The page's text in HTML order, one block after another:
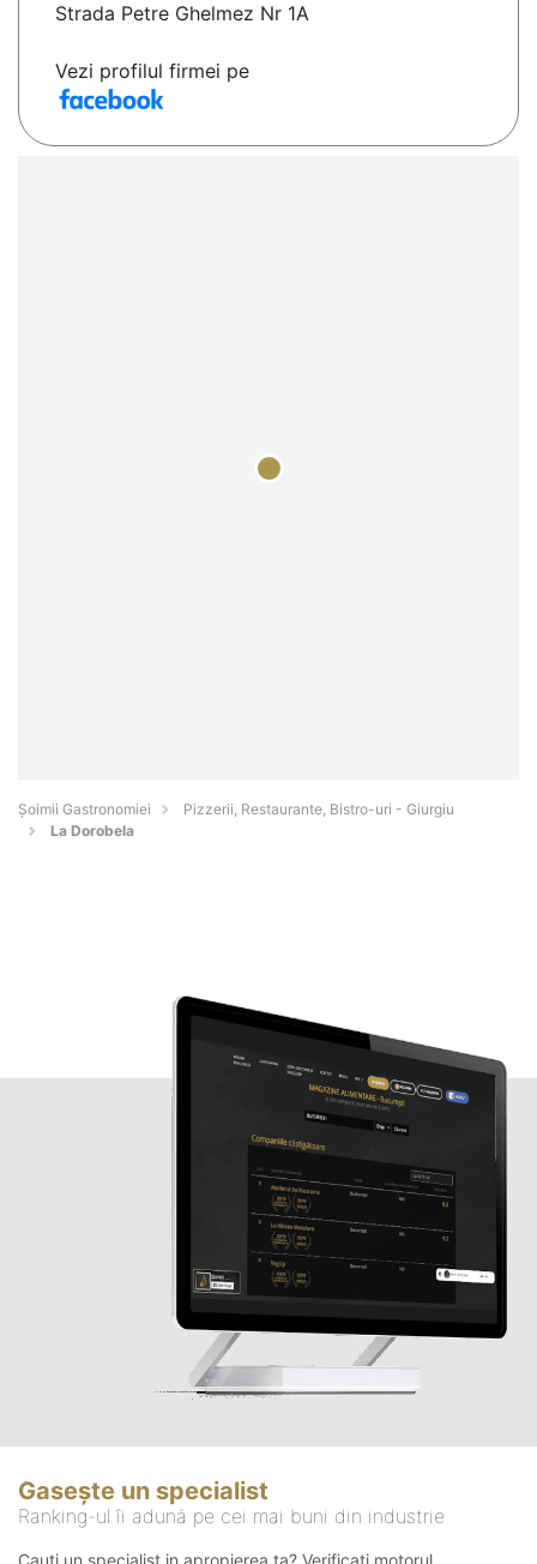
Strada Petre Ghelmez Nr 1A
Vezi profilul firmei pe
Șoimii Gastronomiei
Pizzerii, Restaurante, Bistro-uri - Giurgiu
La Dorobela
Gasește un specialist
Ranking-ul îi adună pe cei mai buni din industrie
Cauți un specialist in apropierea ta? Verificați motorul